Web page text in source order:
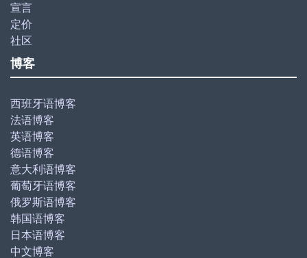
宣言
定价
社区
博客
西班牙语博客
法语博客
英语博客
德语博客
意大利语博客
葡萄牙语博客
俄罗斯语博客
韩国语博客
日本语博客
中文博客